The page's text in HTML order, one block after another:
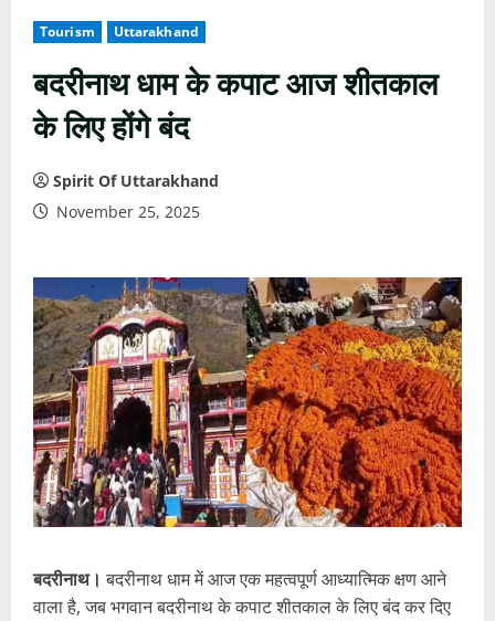
Tourism Uttarakhand
बदरीनाथ धाम के कपाट आज शीतकाल
के लिए होंगे बंद
Spirit Of Uttarakhand
November 25, 2025
बदरीनाथ।बदरीनाथ धाम में आज एक महत्वपूर्ण आध्यात्मिक क्षण आने
वाला है, जब भगवान बदरीनाथ के कपाट शीतकाल के लिए बंद कर दिए